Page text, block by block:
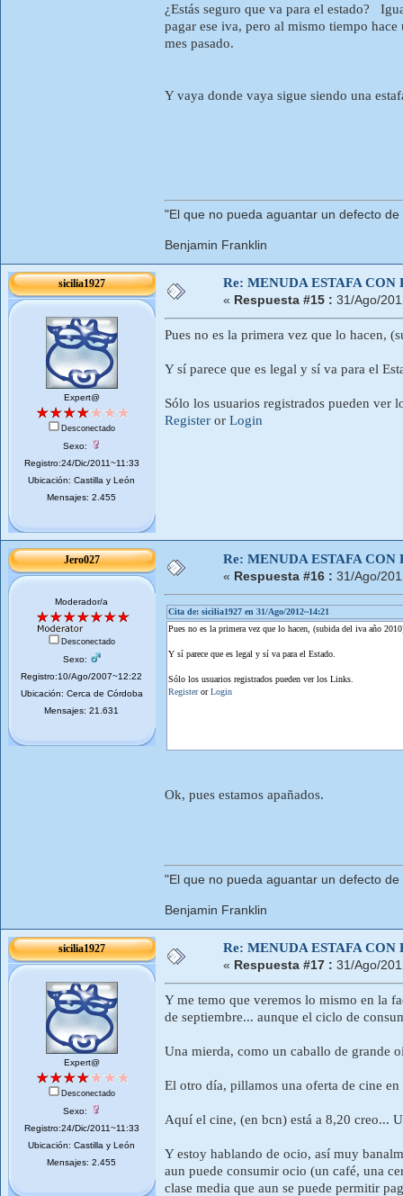
¿Estás seguro que va para el estado?
pagar ese iva, pero al mismo tiempo
mes pasado.
Y vaya donde vaya sigue siendo una
"El que no pueda aguantar un defecto
Benjamin Franklin
sicilia1927
Expert@
Desconectado
Sexo:
Registro:24/Dic/2011~11:33
Ubicación: Castilla y León
Mensajes: 2.455
Re: MENUDA ESTAFA CON
« Respuesta #15 : 31/Ago/
Pues no es la primera vez que lo hacen,
Y sí parece que es legal y sí va para el
Sólo los usuarios registrados pueden ver
Register or Login
Jero027
Moderador/a
Desconectado
Sexo:
Registro:10/Ago/2007~12:22
Ubicación: Cerca de Córdoba
Mensajes: 21.631
Re: MENUDA ESTAFA CON
« Respuesta #16 : 31/Ago/
Cita de: sicilia1927 en 31/Ago/2012~14:21
Pues no es la primera vez que lo hacen, (subida del iva año
Y sí parece que es legal y sí va para el Estado.
Sólo los usuarios registrados pueden ver los Links.
RegisterorLogin
Ok, pues estamos apañados.
"El que no pueda aguantar un defecto
Benjamin Franklin
sicilia1927
Expert@
Desconectado
Sexo:
Registro:24/Dic/2011~11:33
Ubicación: Castilla y León
Mensajes: 2.455
Re: MENUDA ESTAFA CON
« Respuesta #17 : 31/Ago/
Y me temo que veremos lo mismo en la
de septiembre... aunque el ciclo de
Una mierda, como un caballo de grande
El otro día, pillamos una oferta de cine
Aquí el cine, (en bcn) está a 8,20 creo...
Y estoy hablando de ocio, así muy
aun puede consumir ocio (un café, una
clase media que aun se puede permitir